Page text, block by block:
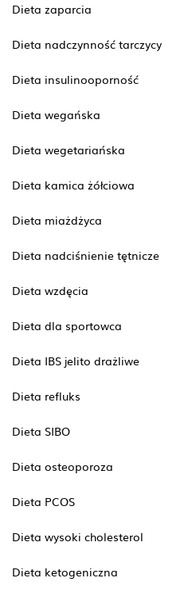
Dieta zaparcia
Dieta nadczynność tarczycy
Dieta insulinooporność
Dieta wegańska
Dieta wegetariańska
Dieta kamica żółciowa
Dieta miażdżyca
Dieta nadciśnienie tętnicze
Dieta wzdęcia
Dieta dla sportowca
Dieta IBS jelito drażliwe
Dieta refluks
Dieta SIBO
Dieta osteoporoza
Dieta PCOS
Dieta wysoki cholesterol
Dieta ketogeniczna